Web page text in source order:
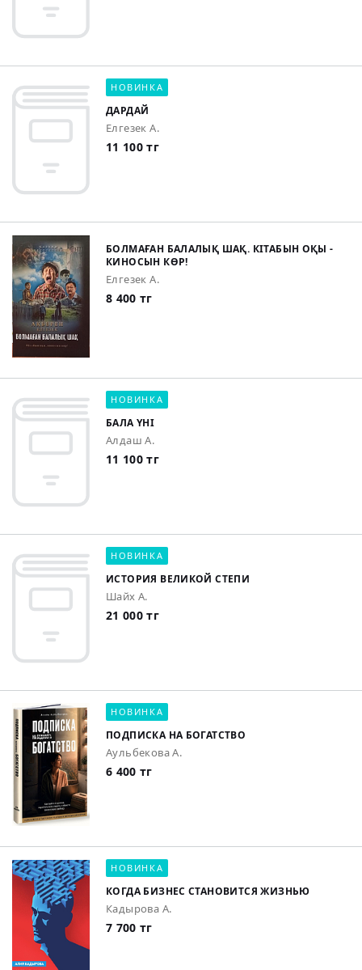
НОВИНКА
ДАРДАЙ
Елгезек А.
11 100 тг
БОЛМАҒАН БАЛАЛЫҚ ШАҚ. КІТАБЫН ОҚЫ -
КИНОСЫН КӨР!
Елгезек А.
8 400 тг
НОВИНКА
БАЛА ҮНІ
Алдаш А.
11 100 тг
НОВИНКА
ИСТОРИЯ ВЕЛИКОЙ СТЕПИ
Шайх А.
21 000 тг
НОВИНКА
ПОДПИСКА НА БОГАТСТВО
Аульбекова А.
6 400 тг
НОВИНКА
КОГДА БИЗНЕС СТАНОВИТСЯ ЖИЗНЬЮ
Кадырова А.
7 700 тг